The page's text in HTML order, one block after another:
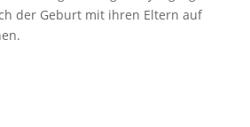
der Geburt mit ihren Eltern auf